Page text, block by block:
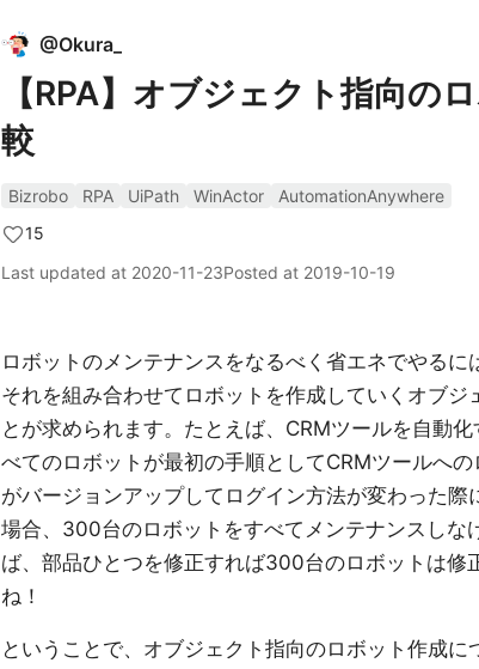
@Okura_
【RPA】オブジェクト指向の
較
Bizrobo RPA UiPath WinActor
AutomationAnywhere
15
Last updated at 2020-11-23Posted at 2019-10-19
ロボットのメンテナンスをなるべく省エネでやる
それを組み合わせてロボットを作成していくオブ
とが求められます。たとえば、CRMツールを自動
べてのロボットが最初の手順としてCRMツールへ
がバージョンアップしてログイン方法が変わった
場合、300台のロボットをすべてメンテナンスしな
ば、部品ひとつを修正すれば300台のロボットは修
ね！
ということで、オブジェクト指向のロボット作成に